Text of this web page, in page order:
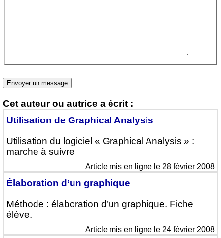
Cet auteur ou autrice a écrit :
Utilisation de Graphical Analysis
Utilisation du logiciel « Graphical Analysis » :
marche à suivre
Article mis en ligne le 28 février 2008
Élaboration d’un graphique
Méthode : élaboration d’un graphique. Fiche
élève.
Article mis en ligne le 24 février 2008